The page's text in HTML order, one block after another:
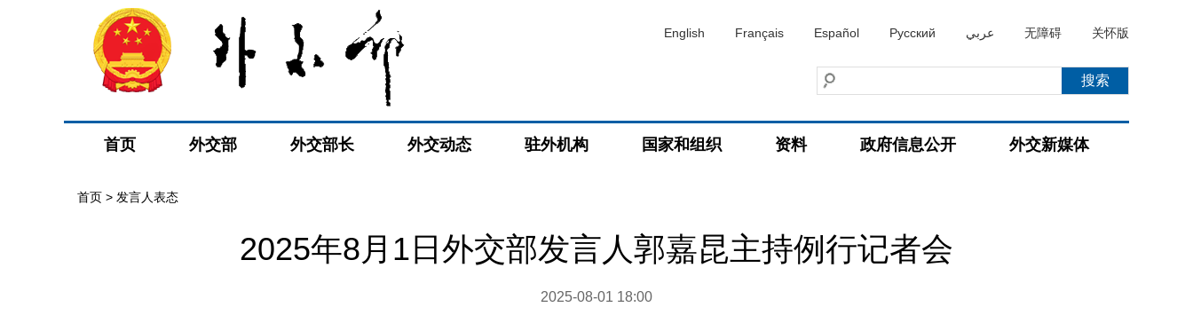
English Français Español Русский عربي 无障碍 关怀版
首页 外交部 外交部长 外交动态 驻外机构 国家和组织 资料 政府信息公开 外交新媒体
首页 > 发言人表态
2025年8月1日外交部发言人郭嘉昆主持例行记者会
2025-08-01 18:00